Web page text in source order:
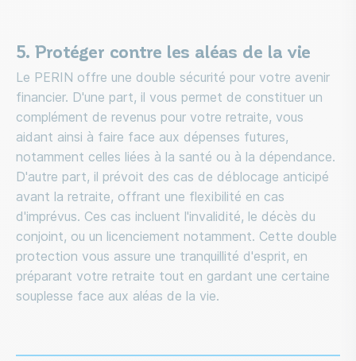
5. Protéger contre les aléas de la vie
Le PERIN offre une double sécurité pour votre avenir
financier. D'une part, il vous permet de constituer un
complément de revenus pour votre retraite, vous
aidant ainsi à faire face aux dépenses futures,
notamment celles liées à la santé ou à la dépendance.
D'autre part, il prévoit des cas de déblocage anticipé
avant la retraite, offrant une flexibilité en cas
d'imprévus. Ces cas incluent l'invalidité, le décès du
conjoint, ou un licenciement notamment. Cette double
protection vous assure une tranquillité d'esprit, en
préparant votre retraite tout en gardant une certaine
souplesse face aux aléas de la vie.